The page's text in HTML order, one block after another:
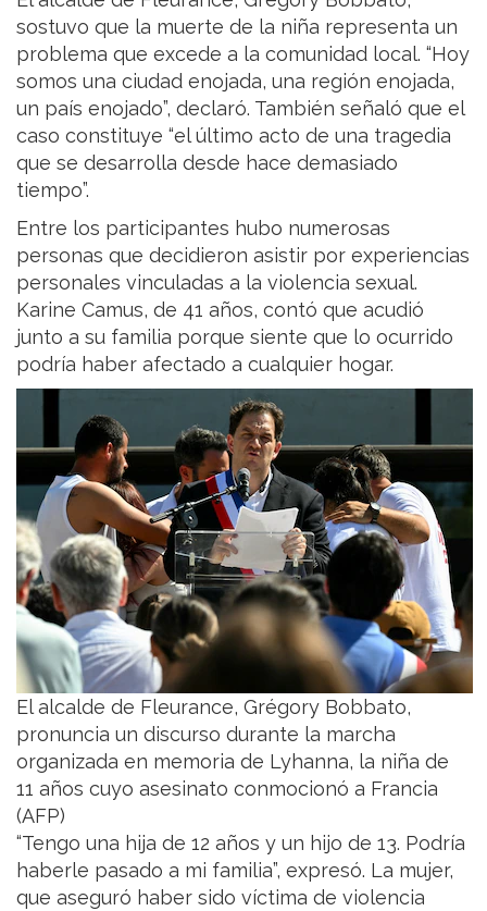
sostuvo que la muerte de la niña representa un
problema que excede a la comunidad local. “Hoy
somos una ciudad enojada, una región enojada,
un país enojado”, declaró. También señaló que el
caso constituye “el último acto de una tragedia
que se desarrolla desde hace demasiado
tiempo”.
Entre los participantes hubo numerosas
personas que decidieron asistir por experiencias
personales vinculadas a la violencia sexual.
Karine Camus, de 41 años, contó que acudió
junto a su familia porque siente que lo ocurrido
podría haber afectado a cualquier hogar.
El alcalde de Fleurance, Grégory Bobbato,
pronuncia un discurso durante la marcha
organizada en memoria de Lyhanna, la niña de
11 años cuyo asesinato conmocionó a Francia
(AFP)
“Tengo una hija de 12 años y un hijo de 13. Podría
haberle pasado a mi familia”, expresó. La mujer,
que aseguró haber sido víctima de violencia